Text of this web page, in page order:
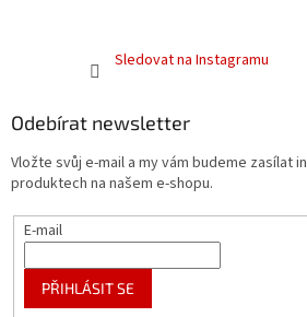
Sledovat na Instagramu
Odebírat newsletter
Vložte svůj e-mail a my vám budeme zasílat
produktech na našem e-shopu.
E-mail
PŘIHLÁSIT SE